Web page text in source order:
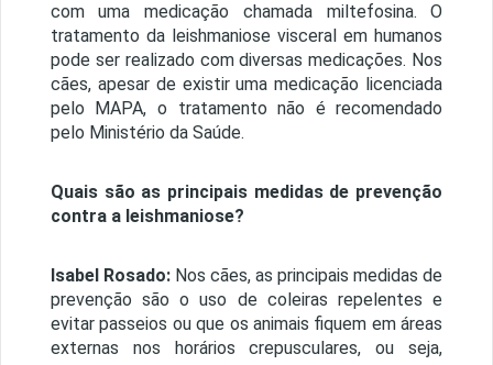
com uma medicação chamada miltefosina. O
tratamento da leishmaniose visceral em humanos
pode ser realizado com diversas medicações. Nos
cães, apesar de existir uma medicação licenciada
pelo MAPA, o tratamento não é recomendado
pelo Ministério da Saúde.
Quais são as principais medidas de prevenção
contra a leishmaniose?
Isabel Rosado: Nos cães, as principais medidas de
prevenção são o uso de coleiras repelentes e
evitar passeios ou que os animais fiquem em áreas
externas nos horários crepusculares, ou seja,